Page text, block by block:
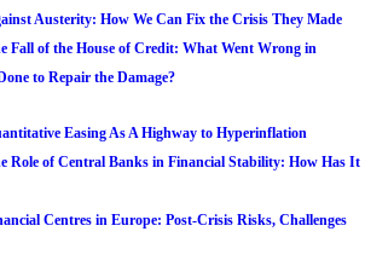
Austerity: How We Can Fix the Crisis They Made
Fall of the House of Credit: What Went Wrong in
to Repair the Damage?
Easing As A Highway to Hyperinflation
Role of Central Banks in Financial Stability: How Has It
Centres in Europe: Post-Crisis Risks, Challenges